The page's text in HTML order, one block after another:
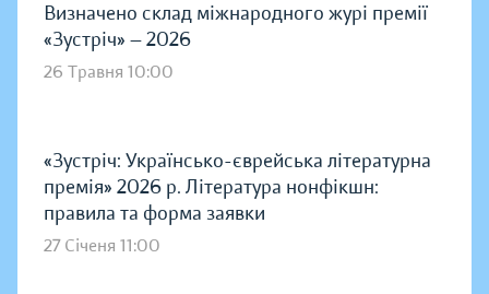
Визначено склад міжнародного журі премії
«Зустріч» — 2026
26 Травня 10:00
«Зустріч: Українсько-єврейська літературна
премія» 2026 р. Література нонфікшн:
правила та форма заявки
27 Січеня 11:00